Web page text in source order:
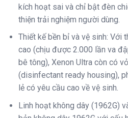
kích hoạt sai và chỉ bật đèn
thiện trải nghiệm người dùng.
Thiết kế bền bỉ và vệ sinh: Với
cao (chịu được 2.000 lần va
bê tông), Xenon Ultra còn có
(disinfectant ready housing),
lẻ có yêu cầu cao về vệ sinh.
Linh hoạt không dây (1962G)